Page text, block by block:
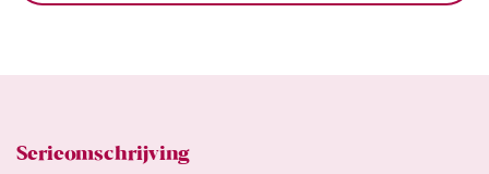
Serieomschrijving